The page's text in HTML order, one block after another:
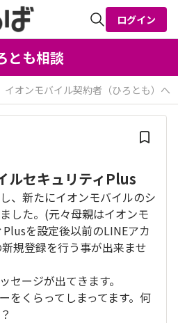
検索
ログイン
とも相談
イオンモバイル契約者（ひろとも）へ
ルセキュリティPlus
、新たにイオンモバイルのシ
した。(元々母親はイオンモ
を設定後以前のLINEアカ
規登録を行う事が出来ませ
セージが出てきます。
をくらってしまってます。何